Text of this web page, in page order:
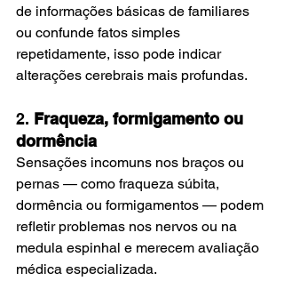
de informações básicas de familiares
ou confunde fatos simples
repetidamente, isso pode indicar
alterações cerebrais mais profundas.
2. Fraqueza, formigamento ou
dormência
Sensações incomuns nos braços ou
pernas — como fraqueza súbita,
dormência ou formigamentos — podem
refletir problemas nos nervos ou na
medula espinhal e merecem avaliação
médica especializada.